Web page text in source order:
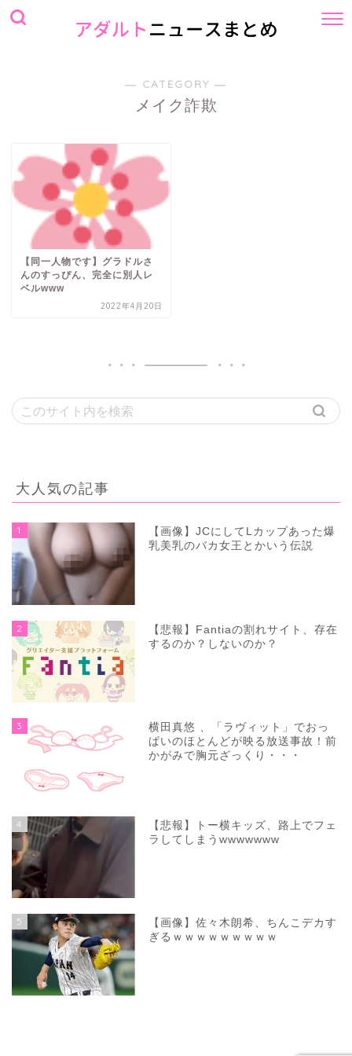
― CATEGORY ―
メイク詐欺
【同一人物です】グラドルさ
んのすっぴん、完全に別人レ
ベルwww
2022年4月20日
大人気の記事
1
【画像】JCにしてLカップあった爆
乳美乳のバカ女王とかいう伝説
2
【悲報】Fantiaの割れサイト、存在
するのか？しないのか？
3
横田真悠 、「ラヴィット」でおっ
ぱいのほとんどが映る放送事故！前
かがみで胸元ざっくり・・・
4
【悲報】トー横キッズ、路上でフェ
ラしてしまうwwwwwww
5
【画像】佐々木朗希、ちんこデカす
ぎるｗｗｗｗｗｗｗｗｗ